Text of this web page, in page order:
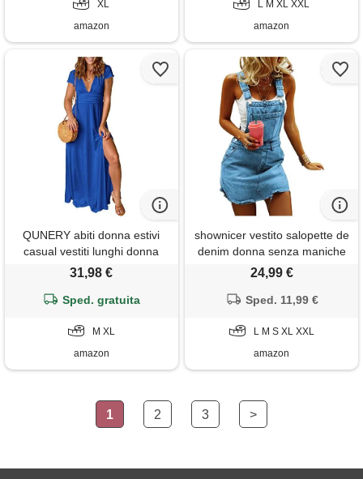
XL
amazon
L M XL XXL
amazon
QUNERY abiti donna estivi
casual vestiti lunghi donna
estivi manica corta vestito
donna elegante scollo a v
linea ad a con spacco maxi
31,98 €
Sped. gratuita
M XL
amazon
shownicer vestito salopette de
denim donna senza maniche
abito di jeans estiva casual
gonna corta moda buco
strappato vestito scamiciato di
24,99 €
Sped. 11,99 €
L M S XL XXL
amazon
1 2 3 >